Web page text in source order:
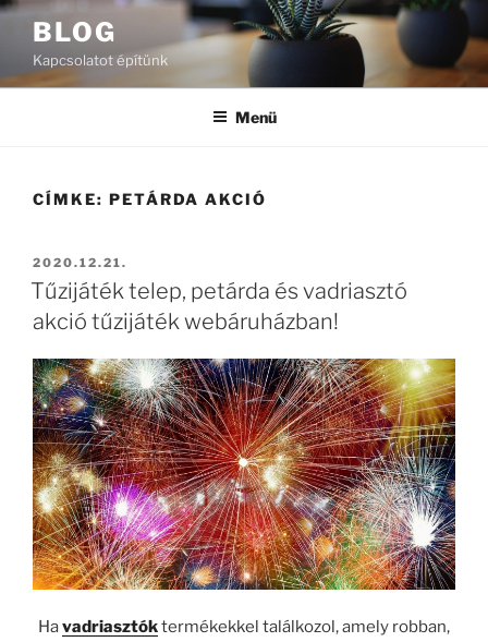
Tartalomhoz
BLOG
Kapcsolatot építünk
Menü
CÍMKE: PETÁRDA AKCIÓ
BEKÜLDVE:
2020.12.21.
Tűzijáték telep, petárda és vadriasztó
akció tűzijáték webáruházban!
Havadriasztóktermékekkel találkozol, amely robban,